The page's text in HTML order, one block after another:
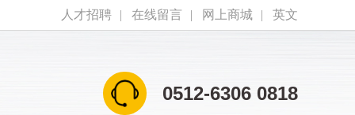
人才招聘 | 在线留言 | 网上商城 | 英文
0512-6306 0818